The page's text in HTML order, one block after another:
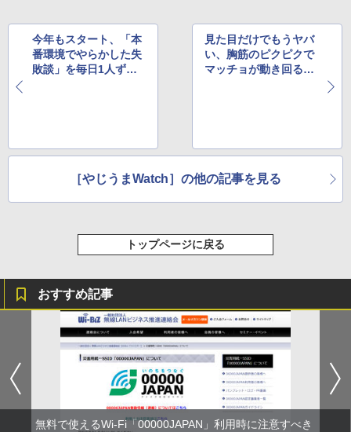
今年もスタート、「本
番環境でやらかした失
敗談」を毎日1人ずつ
見た目だけでもうヤバ
い、胸筋のピクピクで
マッチョが動き回るア
［やじうまWatch］の他の記事を見る
トップページに戻る
おすすめ記事
無料で使えるWi-Fi「00000JAPAN」利用時に注意すべき